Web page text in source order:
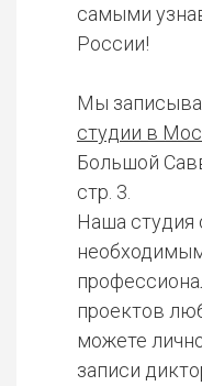
самыми
России!
Мы
студии в
Большой
стр. 3.
Наша
проектов
можете
записи